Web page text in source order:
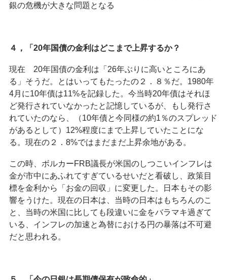
銀の危機が大きな問題となる
４，「20年国債の金利はどこまで上昇するか？
現在 20年国債の金利は「26年ぶりに高いところにあ
る」そうだ。とはいってもたったの２．８％だ。1980年
4月に10年債は11%を記録した。今当時20年債はそれほ
ど発行されていなかったと記憶しているが、もし発行さ
れていたのなら、（10年債と今同様の約1％のスプレッド
があるとして）12%程度にまで上昇していたことにな
る。現在の２．8%ではまだまだ上昇余地がある。
この時、ボルカーFRB議長が米国のしつこいインフレは
金が市中にあふれてすぎているせいだと看破し、政策目
標を金利から「お金の回収」に変更した。日本もその影
響をうけた。現在の日本は、当時の日本はもちろんのこ
と、当時の米国に比しても段違いに金をバラマキ過ぎて
いる、インフレの加速と為替における円の暴落は不可避
だと思われる。